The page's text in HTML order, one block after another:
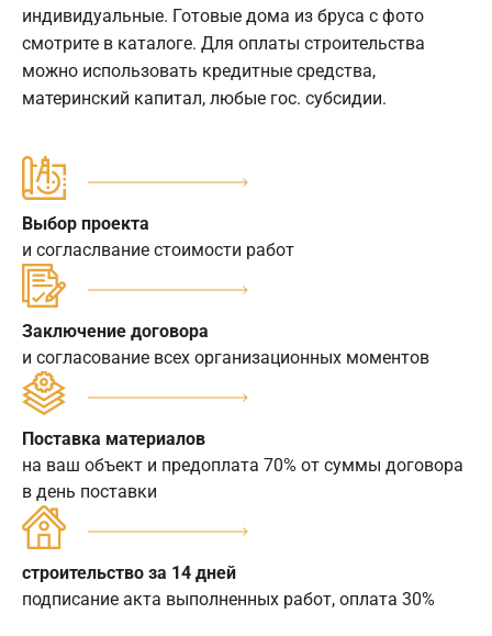
индивидуальные. Готовые дома из бруса с фото
смотрите в каталоге. Для оплаты строительства
можно использовать кредитные средства,
материнский капитал, любые гос. субсидии.
Выбор проекта
и согласлвание стоимости работ
Заключение договора
и согласование всех организационных моментов
Поставка материалов
на ваш объект и предоплата 70% от суммы договора
в день поставки
строительство за 14 дней
подписание акта выполненных работ, оплата 30%